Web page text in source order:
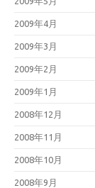
2009年4月
2009年3月
2009年2月
2009年1月
2008年12月
2008年11月
2008年10月
2008年9月